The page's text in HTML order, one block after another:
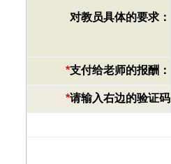
对教员具体的要求：
*支付给老师的报酬：
*请输入右边的验证码